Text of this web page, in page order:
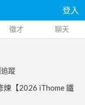
登入
徵才 聊天
蹤
煉【2026 iThome 鐵